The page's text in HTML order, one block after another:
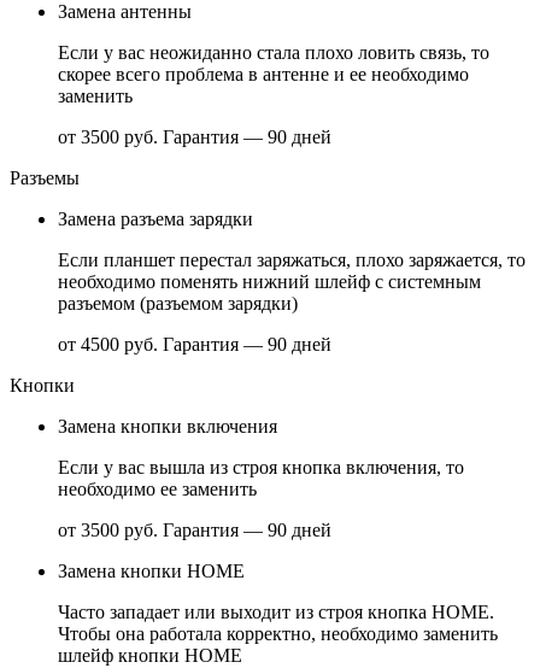
Замена антенны
Если у вас неожиданно стала плохо ловить связь, то
скорее всего проблема в антенне и ее необходимо
заменить
от 3500 руб. Гарантия — 90 дней
Разъемы
Замена разъема зарядки
Если планшет перестал заряжаться, плохо заряжается, то
необходимо поменять нижний шлейф с системным
разъемом (разъемом зарядки)
от 4500 руб. Гарантия — 90 дней
Кнопки
Замена кнопки включения
Если у вас вышла из строя кнопка включения, то
необходимо ее заменить
от 3500 руб. Гарантия — 90 дней
Замена кнопки НОМЕ
Часто западает или выходит из строя кнопка HOME.
Чтобы она работала корректно, необходимо заменить
шлейф кнопки HOME